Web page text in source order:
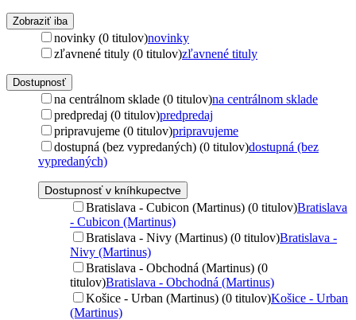
Zobraziť iba
novinky (0 titulov)novinky
zľavnené tituly (0 titulov)zľavnené tituly
Dostupnosť
na centrálnom sklade (0 titulov)na centrálnom sklade
predpredaj (0 titulov)predpredaj
pripravujeme (0 titulov)pripravujeme
dostupná (bez vypredaných) (0 titulov)dostupná (bez
vypredaných)
Dostupnosť v kníhkupectve
Bratislava - Cubicon (Martinus) (0 titulov)Bratislava
- Cubicon (Martinus)
Bratislava - Nivy (Martinus) (0 titulov)Bratislava -
Nivy (Martinus)
Bratislava - Obchodná (Martinus) (0
titulov)Bratislava - Obchodná (Martinus)
Košice - Urban (Martinus) (0 titulov)Košice - Urban
(Martinus)